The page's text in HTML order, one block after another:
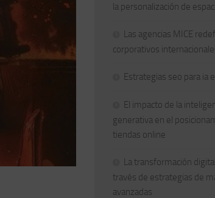
la personalización de
Las agencias MICE
corporativos
Estrategias seo para ia
El impacto de la
generativa en el
tiendas online
La transformación
través de estrategias de
avanzadas